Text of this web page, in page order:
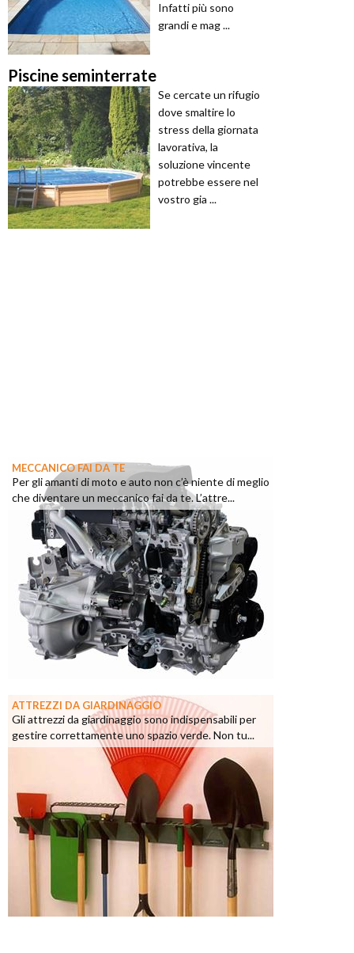
Infatti più sono
grandi e mag ...
Piscine seminterrate
Se cercate un rifugio
dove smaltire lo
stress della giornata
lavorativa, la
soluzione vincente
potrebbe essere nel
vostro gia ...
MECCANICO FAI DA TE
Per gli amanti di moto e auto non c’è niente di meglio
che diventare un meccanico fai da te. L’attre...
ATTREZZI DA GIARDINAGGIO
Gli attrezzi da giardinaggio sono indispensabili per
gestire correttamente uno spazio verde. Non tu...